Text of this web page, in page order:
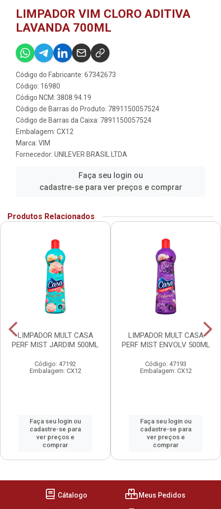
LIMPADOR VIM CLORO ADITIVA
LAVANDA 700ML
Código do Fabricante: 67342673
Código: 16980
Código NCM: 3808.94.19
Código de Barras do Produto: 7891150057524
Código de Barras da Caixa: 7891150057524
Embalagem: CX12
Marca: VIM
Fornecedor: UNILEVER BRASIL LTDA
Faça seu login ou
cadastre-se para ver preços e comprar
Produtos Relacionados
LIMPADOR MULT CASA
PERF MIST JARDIM 500ML
Código: 47192
Embalagem: CX12
Faça seu login ou
cadastre-se para
ver preços e
comprar
LIMPADOR MULT CASA
PERF MIST ENVOLV 500ML
Código: 47193
Embalagem: CX12
Faça seu login ou
cadastre-se para
ver preços e
comprar
Cátalogo Meus Pedidos